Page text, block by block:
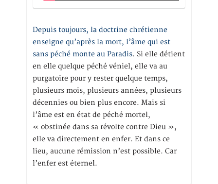
Depuis toujours, la doctrine chrétienne
enseigne qu’après la mort, l’âme qui est
sans péché monte au Paradis. Si elle détient
en elle quelque péché véniel, elle va au
purgatoire pour y rester quelque temps,
plusieurs mois, plusieurs années, plusieurs
décennies ou bien plus encore. Mais si
l’âme est en état de péché mortel,
« obstinée dans sa révolte contre Dieu »,
elle va directement en enfer. Et dans ce
lieu, aucune rémission n’est possible. Car
l’enfer est éternel.